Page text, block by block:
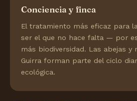
Conciencia y finca
El tratamiento más eficaz para
ser el que no hace falta — por
más biodiversidad. Las abejas y
Guirra forman parte del ciclo
ecológica.